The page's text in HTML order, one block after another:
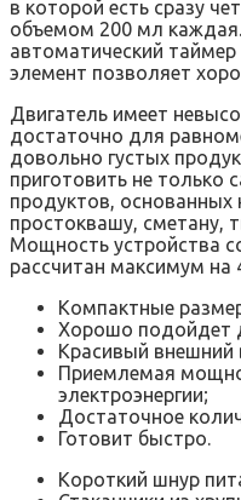
в которой есть сразу
объемом 200 мл
автоматический
элемент позволяет
Двигатель имеет
достаточно для
довольно густых
приготовить не только
продуктов, основанных
простоквашу, сметану,
Мощность устройства
рассчитан максимум на
Компактные
Хорошо подойдет
Красивый внешний
Приемлемая
электроэнергии;
Достаточное
Готовит быстро.
Короткий шнур